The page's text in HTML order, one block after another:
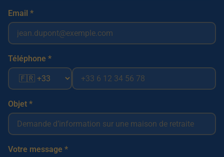
Email *
Téléphone *
Objet *
Votre message *